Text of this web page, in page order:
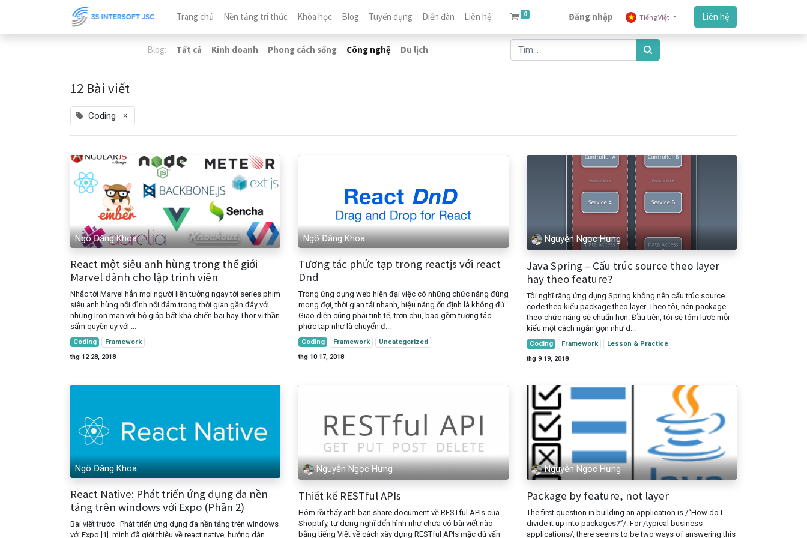
Trang chủ Nền tảng tri thức Khóa học Blog Tuyển dụng Diễn đàn Liên hệ 0 Đăng nhập Tiếng Việt Liên hệ
Blog: Tất cả Kinh doanh Phong cách sống Công nghệ Du lịch
12 Bài viết
Coding ×
Ngô Đăng Khoa
React một siêu anh hùng trong thế giới
Marvel dành cho lập trình viên
Nhắc tới Marvel hẳn mọi người liên tưởng ngay tới series phim
siêu anh hùng nổi đình nổi đám trong thời gian gần đây với
những Iron man với bộ giáp bất khả chiến bại hay Thor vị thần
sấm quyền uy với ...
Coding
Framework
thg 12 28, 2018
Ngô Đăng Khoa
Tương tác phức tạp trong reactjs với react
Dnd
Trong ứng dụng web hiện đại việc có những chức năng đúng
mong đợi, thời gian tải nhanh, hiệu năng ổn định là không đủ.
Giao diện cũng phải tinh tế, trơn chu, bao gồm tương tác
phức tạp như là chuyển đ...
Coding Framework
Uncategorized
thg 10 17, 2018
Nguyễn Ngọc Hưng
Java Spring – Cấu trúc source theo layer
hay theo feature?
Tôi nghĩ rằng ứng dụng Spring không nên cấu trúc source
code theo kiểu package theo layer. Theo tôi, nên package
theo chức năng sẽ chuẩn hơn. Đầu tiên, tôi sẽ tóm lược mỗi
kiểu một cách ngắn gọn như d...
Coding Framework
Lesson & Practice
thg 9 19, 2018
Ngô Đăng Khoa
React Native: Phát triển ứng dụng đa nền
tảng trên windows với Expo (Phần 2)
Bài viết trước Phát triển ứng dụng đa nền tảng trên windows
với Expo [1] mình đã giới thiệu về react native, hướng dẫn
Nguyễn Ngọc Hưng
Thiết kế RESTful APIs
Hôm rồi thấy anh bạn share document về RESTful APIs của
Shoptify, tự dưng nghĩ đến hình như chưa có bài viết nào
bằng tiếng Việt về cách xây dựng RESTful APIs mặc dù vấn
Nguyễn Ngọc Hưng
Package by feature, not layer
The first question in building an application is /“How do I
divide it up into packages?”/. For /typical business
applications/, there seems to be two ways of answering this